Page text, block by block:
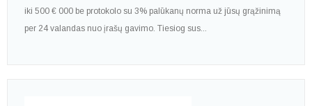
iki 500 € 000 be protokolo su 3% palūkanų norma už jūsų grąžinimą
per 24 valandas nuo įrašų gavimo. Tiesiog sus...